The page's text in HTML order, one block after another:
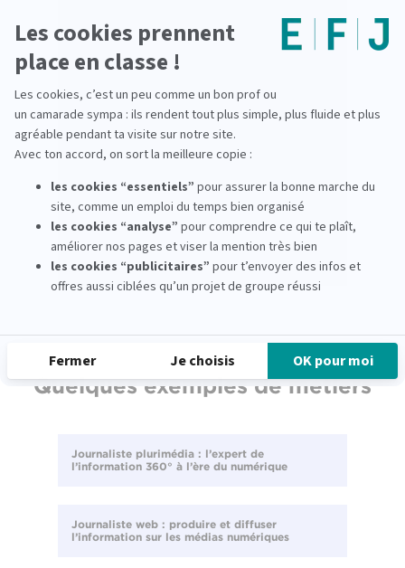
techniques journalistiques, formats digitaux,
journalisme mobile, production vidéo, réseaux
sociaux, fact-checking et projets éditoriaux
Grâce aux Ateliers Médias, à la Newsroom et
aux stages, les étudiants développent des
compétences concrètes pour intégrer des
rédactions digitales et produire une
publics connectés.
Vous souhaitez devenir journaliste réseaux
sociaux ? Découvrez la procédure de
candidature à l’EFJ et déposez votre dossier
en ligne.
Quelques exemples de métiers
Journaliste plurimédia : l’expert de
l’information 360° à l’ère du numérique
Journaliste web : produire et diffuser
l’information sur les médias numériques